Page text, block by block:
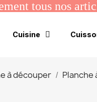
tous nos
Cuisine
à découper Planche